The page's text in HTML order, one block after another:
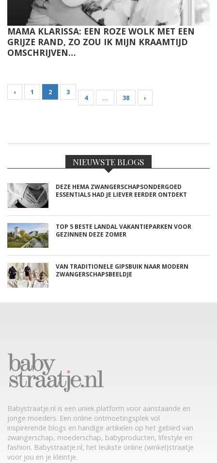
MAMA KLARISSA: EEN ROZE WOLK MET EEN
GRIJZE RAND, ZO ZOU IK MIJN KRAAMTIJD
OMSCHRIJVEN…
‹ 1 2 3
4 … 38 ›
NIEUWSTE BLOGS
DEZE HEMA ZWANGERSCHAPSONDERGOED
ESSENTIALS HAD JE LIEVER EERDER ONTDEKT
TOP 5 BESTE LANDAL VAKANTIEPARKEN VOOR
GEZINNEN DEZE ZOMER
VAN TRADITIONELE GIPSBUIK NAAR MODERN
ZWANGERSCHAPSBEELDJE
Babystraatje.nl is een uniek platform voor aanstaande en
jonge moeders. Een online ontmoetingsplek vol
inspirerende blogs en handige artikelen op het gebied van
zwangerschap, moederschap, babyproducten, lifestyle en
fashion. Babystraatje.nl, het leukste online (winkel)straatje
voor jou en je kleintje.